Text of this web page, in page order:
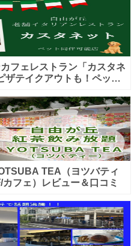
フェレストラン「カスタネ
ザテイクアウトも！ペット
TEA（ヨツバティ
フェ）レビュー＆口コミ